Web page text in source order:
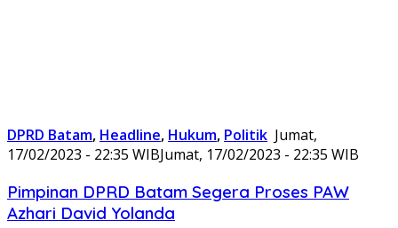
DPRD Batam, Headline, Hukum, Politik Jumat,
17/02/2023 - 22:35 WIBJumat, 17/02/2023 - 22:35 WIB
Pimpinan DPRD Batam Segera Proses PAW
Azhari David Yolanda